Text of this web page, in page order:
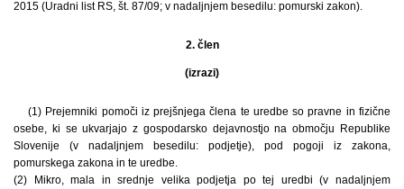
2015 (Uradni list RS, št. 87/09; v nadaljnjem besedilu: pomurski zakon).
2. člen
(izrazi)
(1) Prejemniki pomoči iz prejšnjega člena te uredbe so pravne in fizične
osebe, ki se ukvarjajo z gospodarsko dejavnostjo na območju Republike
Slovenije (v nadaljnjem besedilu: podjetje), pod pogoji iz zakona,
pomurskega zakona in te uredbe.
(2) Mikro, mala in srednje velika podjetja po tej uredbi (v nadaljnjem